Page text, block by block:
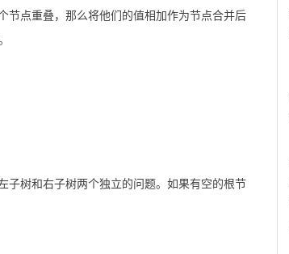
节点重叠，那么将他们的值相加作为节点合并后
子树和右子树两个独立的问题。如果有空的根节